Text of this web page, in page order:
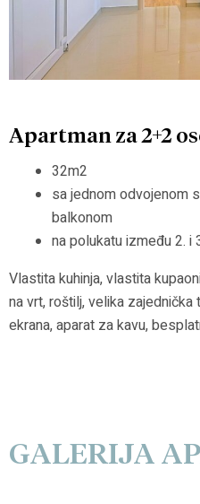
Apartman za 2+2
32m2
sa jednom odvojenom
balkonom
na polukatu između 2. i
Vlastita kuhinja, vlastita
na vrt, roštilj, velika
ekrana, aparat za kavu,
GALERIJA